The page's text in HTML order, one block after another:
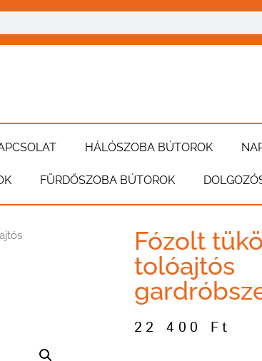
HÁLÓSZOBA BÚTOROK
FÜRDŐSZOBA BÚTOROK
Fózolt
tolóajtós
22 400 Ft